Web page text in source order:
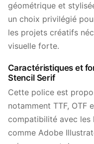
géométrique et
un choix privilégié
les projets créatifs
visuelle forte.
Caractéristiques et
Stencil Serif
Cette police est
notamment TTF, OTF
compatibilité avec les
comme Adobe